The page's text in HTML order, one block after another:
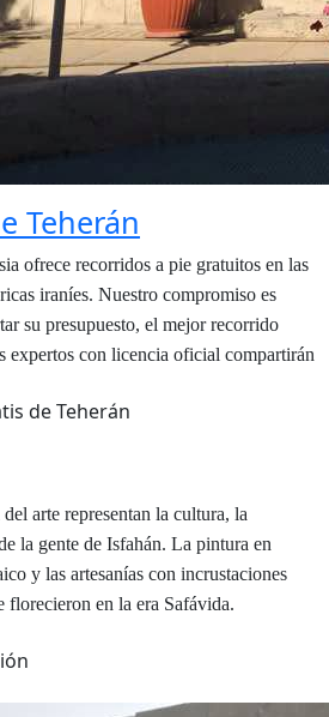
Teherán
ofrece recorridos a pie gratuitos en las
iraníes. Nuestro compromiso es
su presupuesto, el mejor recorrido
expertos con licencia oficial compartirán
de Teherán
arte representan la cultura, la
la gente de Isfahán. La pintura en
y las artesanías con incrustaciones
florecieron en la era Safávida.